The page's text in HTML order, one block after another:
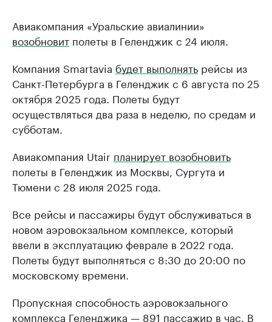
Авиакомпания «Уральские авиалинии»
возобновит полеты в Геленджик с 24 июля.
Компания Smartavia будет выполнять рейсы из
Санкт-Петербурга в Геленджик с 6 августа по 25
октября 2025 года. Полеты будут
осуществляться два раза в неделю, по средам и
субботам.
Авиакомпания Utair планирует возобновить
полеты в Геленджик из Москвы, Сургута и
Тюмени с 28 июля 2025 года.
Все рейсы и пассажиры будут обслуживаться в
новом аэровокзальном комплексе, который
ввели в эксплуатацию феврале в 2022 года.
Полеты будут выполняться с 8:30 до 20:00 по
московскому времени.
Пропускная способность аэровокзального
комплекса Геленджика — 891 пассажир в час. В